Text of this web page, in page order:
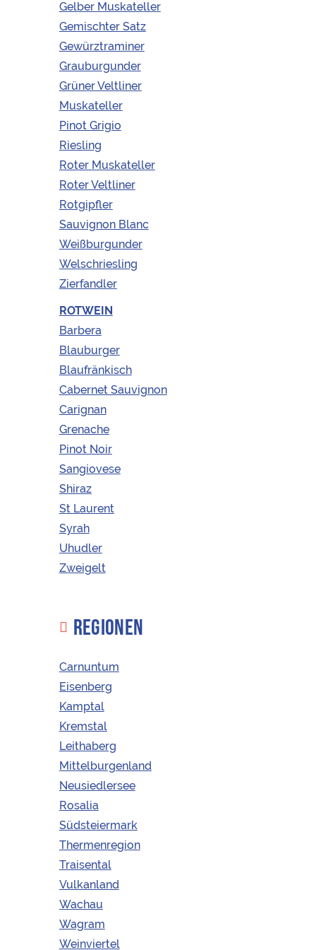
2-5 Werktage
Artikelnummer:ZB2
Schlagwort:Korkenzieher
info@korkenfreunde.at
+43 (0) 6769038254
Obere Marktstraße 2
3492 Etsdorf am Kamp
Firmenangebote
Datenschutzbelehrung
Impressum
© 2026 Korkenfreunde
Gelber Muskateller
Gemischter Satz
Gewürztraminer
Grauburgunder
Grüner Veltliner
Muskateller
Pinot Grigio
Riesling
Roter Muskateller
Roter Veltliner
Rotgipfler
Sauvignon Blanc
Weißburgunder
Welschriesling
Zierfandler
ROTWEIN
Barbera
Blauburger
Blaufränkisch
Cabernet Sauvignon
Carignan
Grenache
Pinot Noir
Sangiovese
Shiraz
St Laurent
Syrah
Uhudler
Zweigelt
REGIONEN
Carnuntum
Eisenberg
Kamptal
Kremstal
Leithaberg
Mittelburgenland
Neusiedlersee
Rosalia
Südsteiermark
Thermenregion
Traisental
Vulkanland
Wachau
Wagram
Weinviertel